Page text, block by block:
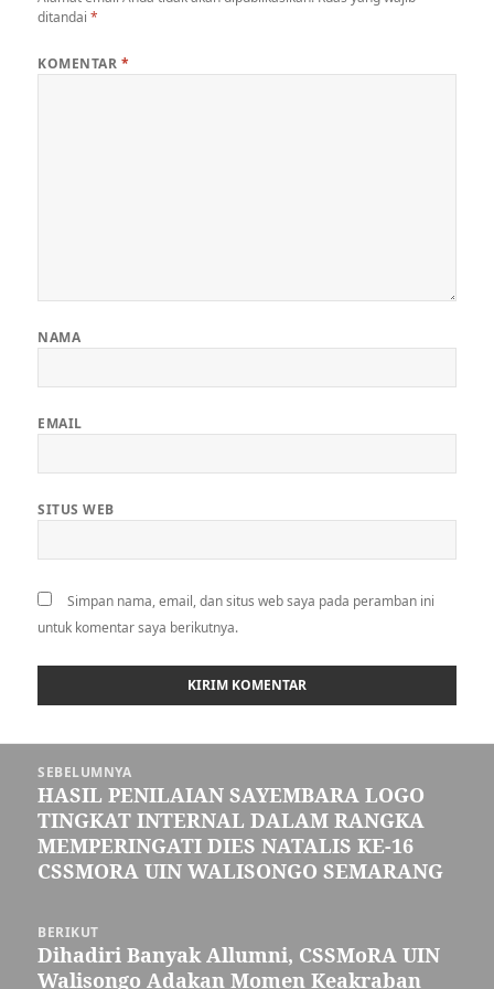
ditandai*
KOMENTAR *
NAMA
EMAIL
SITUS WEB
Simpan nama, email, dan situs web saya pada peramban ini
untuk komentar saya berikutnya.
SEBELUMNYA
Pos
sebelumnya:
HASIL PENILAIAN SAYEMBARA LOGO
TINGKAT INTERNAL DALAM RANGKA
MEMPERINGATI DIES NATALIS KE-16
CSSMORA UIN WALISONGO SEMARANG
BERIKUT
Pos
berikutnya:
Dihadiri Banyak Allumni, CSSMoRA UIN
Walisongo Adakan Momen Keakraban